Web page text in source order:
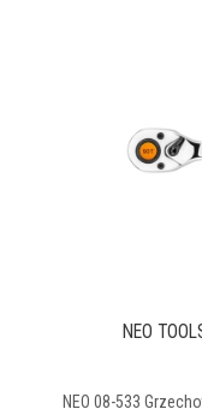
NEO
NEO 08-533